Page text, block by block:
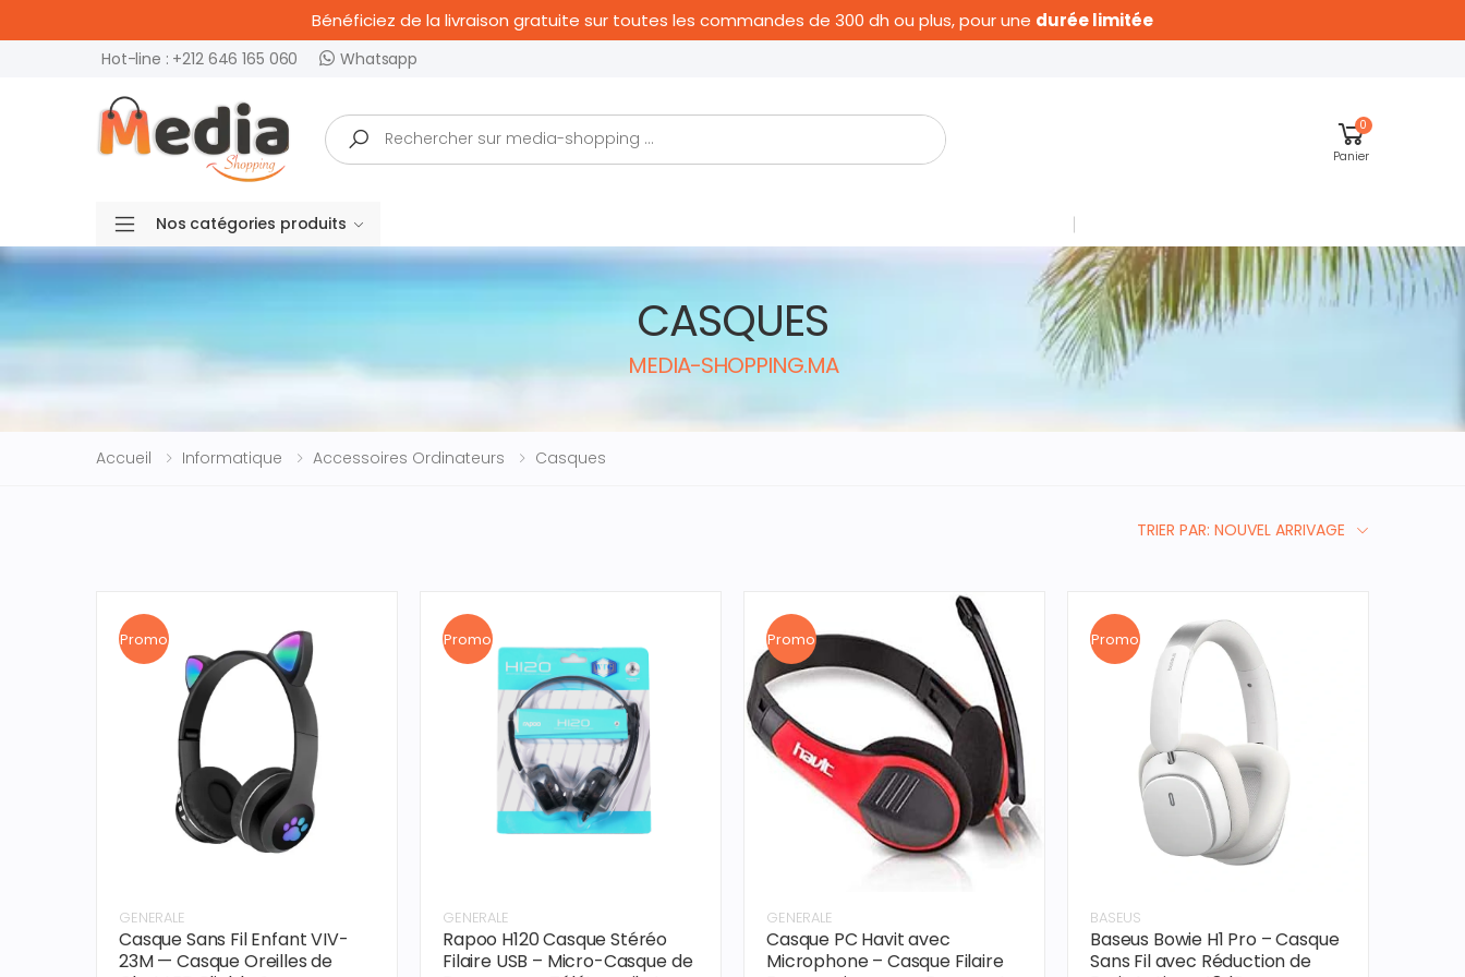
Bénéficiez de la livraison gratuite sur toutes les commandes de 300 dh ou plus, pour une durée limitée
Hot-line : +212 646 165 060 Whatsapp
Recherche 0
Panier
Nos catégories produits
CASQUES
MEDIA-SHOPPING.MA
Accueil Informatique Accessoires Ordinateurs Casques
TRIER PAR: NOUVEL ARRIVAGE
Promo
GENERALE
Casque Sans Fil Enfant VIV-
23M — Casque Oreilles de
Promo
GENERALE
Rapoo H120 Casque Stéréo
Filaire USB – Micro-Casque de
Promo
GENERALE
Casque PC Havit avec
Microphone – Casque Filaire
Promo
BASEUS
Baseus Bowie H1 Pro – Casque
Sans Fil avec Réduction de